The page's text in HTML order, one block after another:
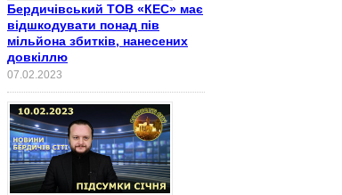
Бердичівський ТОВ «КЕС» має
відшкодувати понад пів
мільйона збитків, нанесених
довкіллю
07.02.2023